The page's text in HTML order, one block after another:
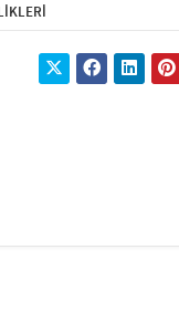
oldukça basittir:
başlayarak sarı kağıdı